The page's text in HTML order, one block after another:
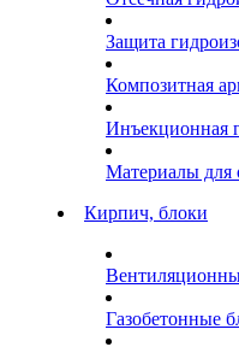
Защита
Композитная
Инъекционная
Материалы для
Кирпич, блоки
Газобетонные